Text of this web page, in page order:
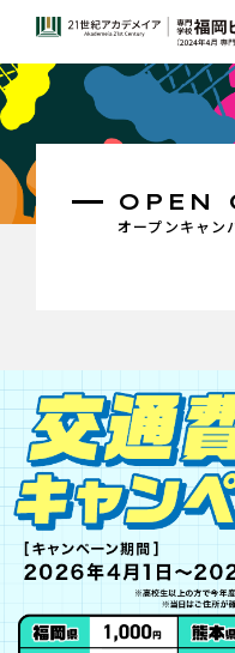
オープンキャン
OPEN